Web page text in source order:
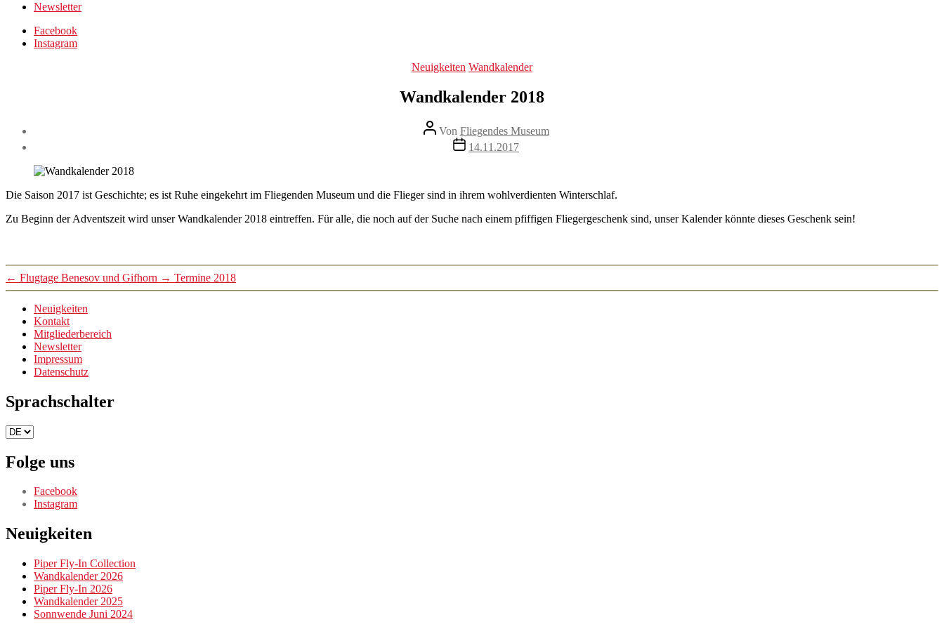
Newsletter
Facebook
Instagram
Kategorien
Neuigkeiten Wandkalender
Wandkalender 2018
Beitragsautor
Von Fliegendes Museum
Veröffentlichungsdatum
14.11.2017
Die Saison 2017 ist Geschichte; es ist Ruhe eingekehrt im Fliegenden Museum und die Flieger sind in ihrem wohlverdienten Winterschlaf.
Zu Beginn der Adventszeit wird unser Wandkalender 2018 eintreffen. Für alle, die noch auf der Suche nach einem pfiffigen Fliegergeschenk sind, unser Kalender könnte dieses Geschenk sein!
← Flugtage Benesov und Gifhorn → Termine 2018
Neuigkeiten
Kontakt
Mitgliederbereich
Newsletter
Impressum
Datenschutz
Sprachschalter
Sprachschalter
Folge uns
Facebook
Instagram
Neuigkeiten
Piper Fly-In Collection
Wandkalender 2026
Piper Fly-In 2026
Wandkalender 2025
Sonnwende Juni 2024